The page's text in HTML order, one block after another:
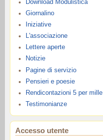
Download Modulistica
Giornalino
Iniziative
L'associazione
Lettere aperte
Notizie
Pagine di servizio
Pensieri e poesie
Rendicontazioni 5 per mille
Testimonianze
Accesso utente